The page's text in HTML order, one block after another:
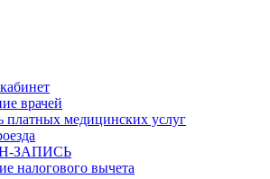
врачей
платных медицинских услуг
ЗАПИСЬ
налогового вычета